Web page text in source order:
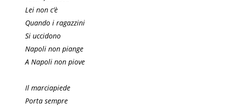
Lei non c’è
Quando i ragazzini
Si uccidono
Napoli non piange
A Napoli non piove
Il marciapiede
Porta sempre